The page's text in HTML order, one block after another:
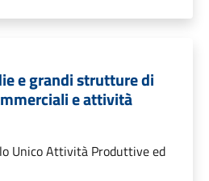
e grandi strutture di
e attività
Unico Attività Produttive ed